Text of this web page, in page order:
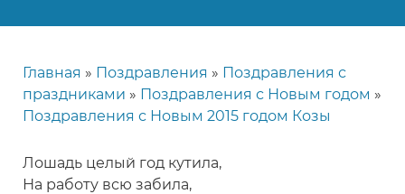
Строка
навигации
Главная Поздравления
Поздравления с
праздниками
Поздравления с Новым годом
Поздравления с Новым 2015 годом Козы
Лошадь целый год кутила,
На работу всю забила,